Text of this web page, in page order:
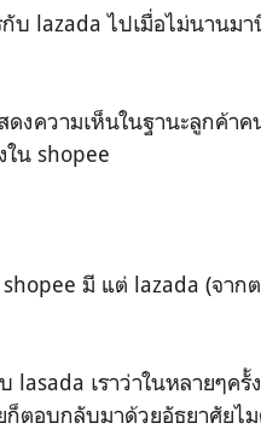
บ lazada ไปเมื่อไม่นานม
งความเห็นในฐานะลูกค้า
น shopee
มี แต่ lazada (จาก
เราว่าในหลายๆครั้
ตอบกลับมาด้วยอัธยาศัยไม